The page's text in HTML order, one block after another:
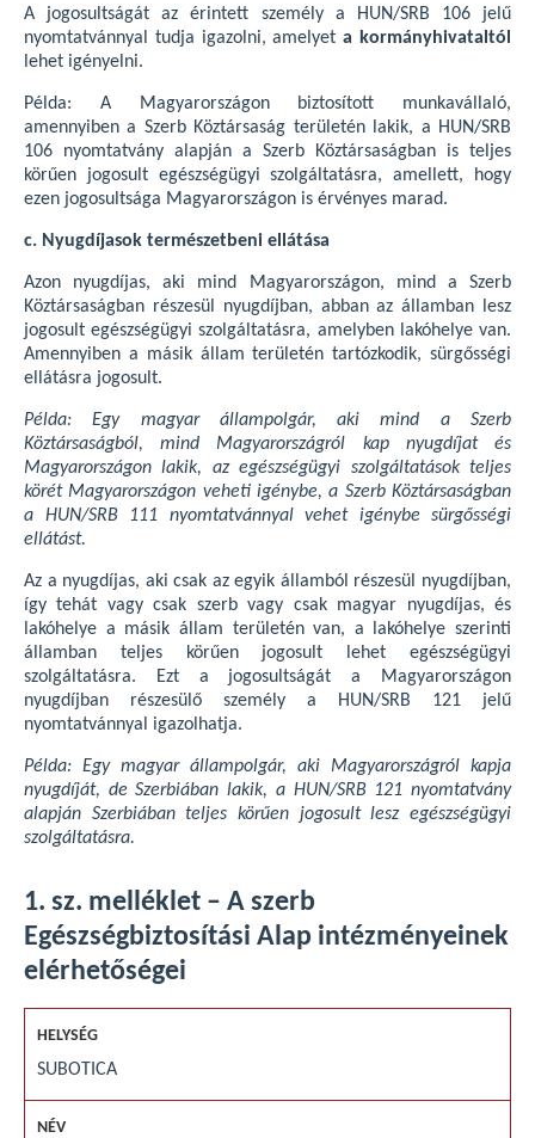
A jogosultságát az érintett személy a HUN/SRB 106 jelű
nyomtatvánnyal tudja igazolni, amelyeta kormányhivataltól
lehet igényelni.
Példa: A Magyarországon biztosított munkavállaló,
amennyiben a Szerb Köztársaság területén lakik, a HUN/SRB
106 nyomtatvány alapján a Szerb Köztársaságban is teljes
körűen jogosult egészségügyi szolgáltatásra, amellett, hogy
ezen jogosultsága Magyarországon is érvényes marad.
c. Nyugdíjasok természetbeni ellátása
Azon nyugdíjas, aki mind Magyarországon, mind a Szerb
Köztársaságban részesül nyugdíjban, abban az államban lesz
jogosult egészségügyi szolgáltatásra, amelyben lakóhelye van.
Amennyiben a másik állam területén tartózkodik, sürgősségi
ellátásra jogosult.
Példa: Egy magyar állampolgár, aki mind a Szerb
Köztársaságból, mind Magyarországról kap nyugdíjat és
Magyarországon lakik, az egészségügyi szolgáltatások teljes
körét Magyarországon veheti igénybe, a Szerb Köztársaságban
a HUN/SRB 111 nyomtatvánnyal vehet igénybe sürgősségi
ellátást.
Az a nyugdíjas, aki csak az egyik államból részesül nyugdíjban,
így tehát vagy csak szerb vagy csak magyar nyugdíjas, és
lakóhelye a másik állam területén van, a lakóhelye szerinti
államban teljes körűen jogosult lehet egészségügyi
szolgáltatásra. Ezt a jogosultságát a Magyarországon
nyugdíjban részesülő személy a HUN/SRB 121 jelű
nyomtatvánnyal igazolhatja.
Példa: Egy magyar állampolgár, aki Magyarországról kapja
nyugdíját, de Szerbiában lakik, a HUN/SRB 121 nyomtatvány
alapján Szerbiában teljes körűen jogosult lesz egészségügyi
szolgáltatásra.
1. sz. melléklet – A szerb
Egészségbiztosítási Alap intézményeinek
elérhetőségei
SUBOTICA